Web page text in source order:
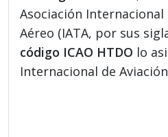
Asociación
Aéreo (IATA, por sus
código ICAO HTDO lo
Internacional de